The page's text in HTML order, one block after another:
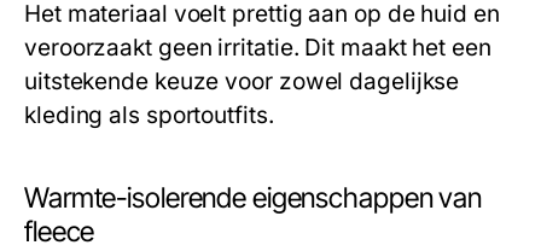
Het materiaal voelt prettig aan op de huid en
veroorzaakt geen irritatie. Dit maakt het een
uitstekende keuze voor zowel dagelijkse
kleding als sportoutfits.
Warmte-isolerende eigenschappen van
fleece